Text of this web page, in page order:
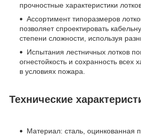
прочностные характеристики
Ассортимент типоразмеров
позволяет спроектировать
степени сложности, используя
Испытания лестничных лотков
огнестойкость и сохранность всех
в условиях пожара.
Технические
Материал: сталь, оцинкованная